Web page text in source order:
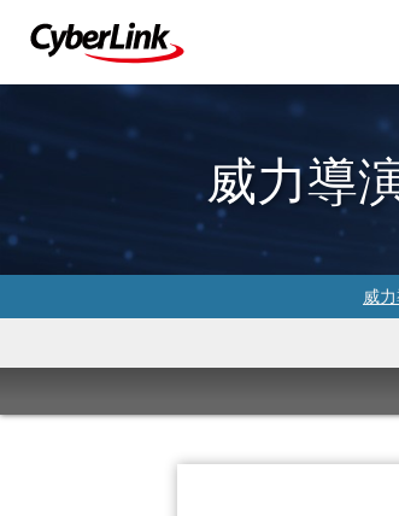
威力導
威